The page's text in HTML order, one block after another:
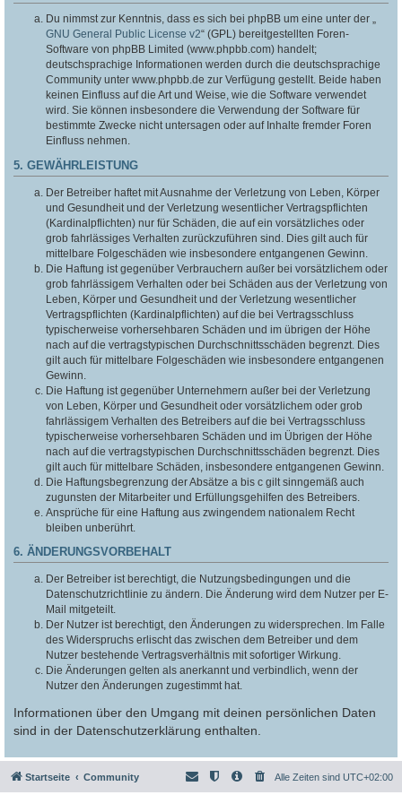
Du nimmst zur Kenntnis, dass es sich bei phpBB um eine unter der „
GNU General Public License v2“ (GPL) bereitgestellten Foren-
Software von phpBB Limited (www.phpbb.com) handelt;
deutschsprachige Informationen werden durch die deutschsprachige
Community unter www.phpbb.de zur Verfügung gestellt. Beide haben
keinen Einfluss auf die Art und Weise, wie die Software verwendet
wird. Sie können insbesondere die Verwendung der Software für
bestimmte Zwecke nicht untersagen oder auf Inhalte fremder Foren
Einfluss nehmen.
5. GEWÄHRLEISTUNG
Der Betreiber haftet mit Ausnahme der Verletzung von Leben, Körper
und Gesundheit und der Verletzung wesentlicher Vertragspflichten
(Kardinalpflichten) nur für Schäden, die auf ein vorsätzliches oder
grob fahrlässiges Verhalten zurückzuführen sind. Dies gilt auch für
mittelbare Folgeschäden wie insbesondere entgangenen Gewinn.
Die Haftung ist gegenüber Verbrauchern außer bei vorsätzlichem oder
grob fahrlässigem Verhalten oder bei Schäden aus der Verletzung von
Leben, Körper und Gesundheit und der Verletzung wesentlicher
Vertragspflichten (Kardinalpflichten) auf die bei Vertragsschluss
typischerweise vorhersehbaren Schäden und im übrigen der Höhe
nach auf die vertragstypischen Durchschnittsschäden begrenzt. Dies
gilt auch für mittelbare Folgeschäden wie insbesondere entgangenen
Gewinn.
Die Haftung ist gegenüber Unternehmern außer bei der Verletzung
von Leben, Körper und Gesundheit oder vorsätzlichem oder grob
fahrlässigem Verhalten des Betreibers auf die bei Vertragsschluss
typischerweise vorhersehbaren Schäden und im Übrigen der Höhe
nach auf die vertragstypischen Durchschnittsschäden begrenzt. Dies
gilt auch für mittelbare Schäden, insbesondere entgangenen Gewinn.
Die Haftungsbegrenzung der Absätze a bis c gilt sinngemäß auch
zugunsten der Mitarbeiter und Erfüllungsgehilfen des Betreibers.
Ansprüche für eine Haftung aus zwingendem nationalem Recht
bleiben unberührt.
6. ÄNDERUNGSVORBEHALT
Der Betreiber ist berechtigt, die Nutzungsbedingungen und die
Datenschutzrichtlinie zu ändern. Die Änderung wird dem Nutzer per E-
Mail mitgeteilt.
Der Nutzer ist berechtigt, den Änderungen zu widersprechen. Im Falle
des Widerspruchs erlischt das zwischen dem Betreiber und dem
Nutzer bestehende Vertragsverhältnis mit sofortiger Wirkung.
Die Änderungen gelten als anerkannt und verbindlich, wenn der
Nutzer den Änderungen zugestimmt hat.
Informationen über den Umgang mit deinen persönlichen Daten
sind in der Datenschutzerklärung enthalten.
Startseite Community Alle Zeiten sind UTC+02:00